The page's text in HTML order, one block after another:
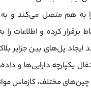
به هم متصل می‌کند و به
برقرار کرده و اطلاعات را
ایجاد پل‌های بین جزایر
یکپارچه دارایی‌ها و
چین‌های مختلف، کازماس